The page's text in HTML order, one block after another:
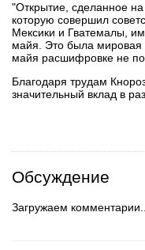
"Открытие, сделанное
которую совершил
Мексики и Гватемалы,
майя. Это была мировая
майя расшифровке не
Благодаря трудам
значительный вклад в
Обсуждение
Загружаем комментарии...